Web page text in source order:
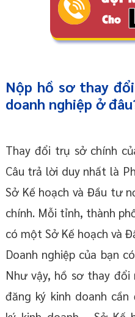
Nộp hồ sơ thay
doanh nghiệp ở
Thay đổi trụ sở chính
Câu trả lời duy nhất là
Sở Kế hoạch và Đầu tư
chính. Mỗi tỉnh, thành
có một Sở Kế hoạch và
Doanh nghiệp của bạn
Như vậy, hồ sơ thay đổi
đăng ký kinh doanh